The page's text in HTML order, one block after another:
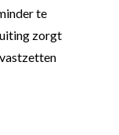
te
zorgt